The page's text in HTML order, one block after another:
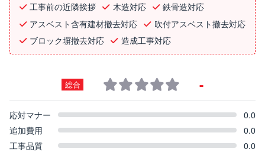
工事前の近隣挨拶
木造対応
鉄骨造対応
アスベスト含有建材撤去対応
吹付アスベスト撤去対応
ブロック塀撤去対応
造成工事対応
総合 -
応対マナー
0.0
追加費用
0.0
工事品質
0.0